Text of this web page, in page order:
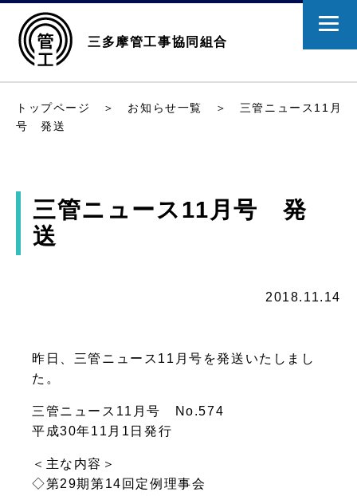
三多摩管工事協同組合
トップページ ＞ お知らせ一覧
＞ 三管ニュース11月
号 発送
三管ニュース11月号 発
送
2018.11.14
昨日、三管ニュース11月号を発送いたしまし
た。
三管ニュース11月号 No.574
平成30年11月1日発行
＜主な内容＞
◇第29期第14回定例理事会